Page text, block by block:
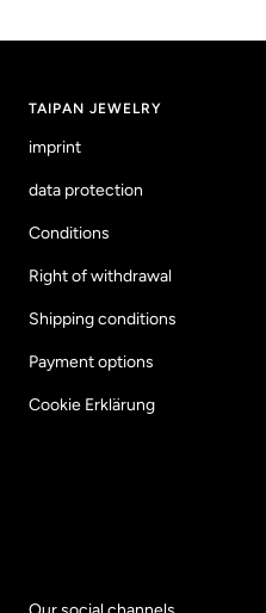
TAIPAN JEWELRY
imprint
data protection
Conditions
Right of withdrawal
Shipping conditions
Payment options
Cookie Erklärung